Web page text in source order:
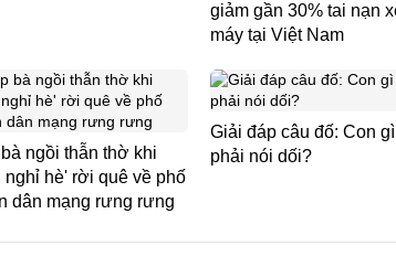
giảm gần 30% tai nạn
máy tại Việt Nam
ngồi thẫn thờ khi
nghỉ hè' rời quê về phố
dân mạng rưng rưng
Giải đáp câu đố: Con
phải nói dối?